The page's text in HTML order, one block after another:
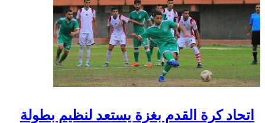
اتحاد كرة القدم بغزة يستعد لنظيم بطولة